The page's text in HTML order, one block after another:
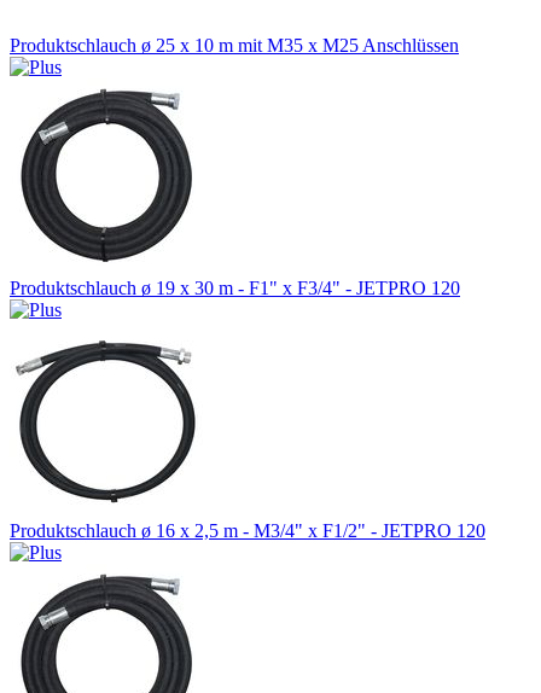
Produktschlauch ø 25 x 10 m mit M35 x M25 Anschlüssen
Produktschlauch ø 19 x 30 m - F1" x F3/4" - JETPRO 120
Produktschlauch ø 16 x 2,5 m - M3/4" x F1/2" - JETPRO 120